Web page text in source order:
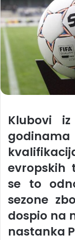
Klubovi
evropskih
se to
sezone
dospio na
nastanka